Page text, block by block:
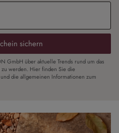
sichern
GmbH über aktuelle Trends rund um das
werden. Hier finden Sie die
die allgemeinen Informationen zum